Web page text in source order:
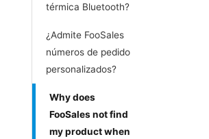
térmica Bluetooth?
¿Admite FooSales
números de pedido
personalizados?
Why does
FooSales not find
my product when